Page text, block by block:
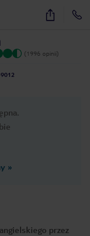
107
(1996 opinii)
»
przez